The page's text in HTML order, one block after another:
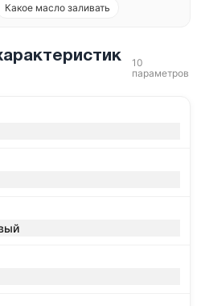
Какое масло заливать
10
параметров